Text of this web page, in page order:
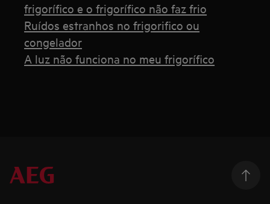
frigorífico e o frigorífico não faz frio
Ruídos estranhos no frigorifico ou
congelador
A luz não funciona no meu frigorífico